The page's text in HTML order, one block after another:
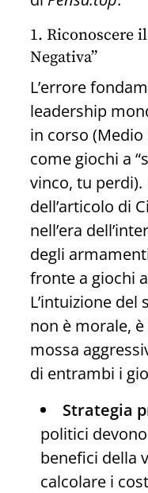
1. Riconoscere
Negativa”
L’errore
leadership
in corso (Medio
come giochi a
vinco, tu
dell’articolo di
nell’era
degli
fronte a giochi a
L’intuizione del
non è morale, è
mossa
di entrambi i
Strategia
politici
benefici della
calcolare i